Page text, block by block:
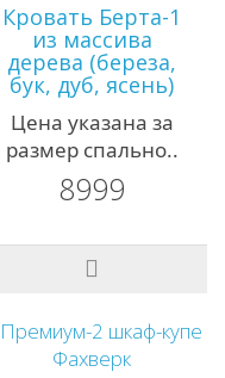
Кровать Берта-1
из массива
дерева (береза,
бук, дуб, ясень)
Цена указана за
размер спально..
8999